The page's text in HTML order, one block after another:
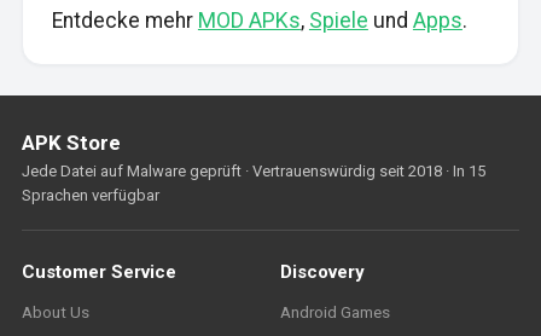
Entdecke mehr MOD APKs, Spiele und Apps.
APK Store
Jede Datei auf Malware geprüft · Vertrauenswürdig seit 2018 · In 15
Sprachen verfügbar
Customer Service
About Us
Discovery
Android Games